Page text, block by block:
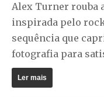
Alex Turner rouba
inspirada pelo
sequência que
fotografia para
Ler mais